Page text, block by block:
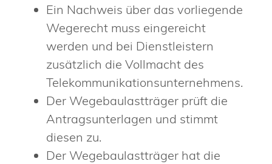
Ein Nachweis über das vorliegende
Wegerecht muss eingereicht
werden und bei Dienstleistern
zusätzlich die Vollmacht des
Telekommunikationsunternehmens.
Der Wegebaulastträger prüft die
Antragsunterlagen und stimmt
diesen zu.
Der Wegebaulastträger hat die